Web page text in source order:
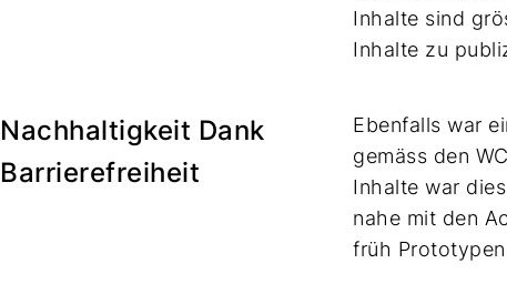
Inhalte sind
Inhalte zu
Nachhaltigkeit Dank
Barrierefreiheit
Ebenfalls war
gemäss den
Inhalte war
nahe mit den
früh